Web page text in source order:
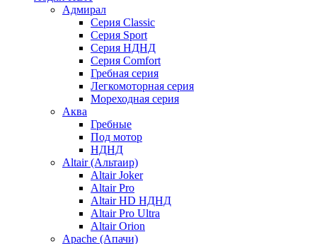
Адмирал
Серия Classic
Серия Sport
Серия НДНД
Серия Comfort
Гребная серия
Легкомоторная серия
Мореходная серия
Аква
Гребные
Под мотор
НДНД
Altair (Альтаир)
Altair Joker
Altair Pro
Altair HD НДНД
Altair Pro Ultra
Altair Orion
Apache (Апачи)